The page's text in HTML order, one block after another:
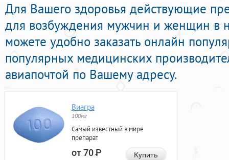
Для Вашего здоровья действующие
для возбуждения мужчин и женщин в
можете удобно заказать онлайн
популярных медицинских
авиапочтой по Вашему адресу.
Виагра
100мг
Самый известный в мире
препарат
от 70Р Купить